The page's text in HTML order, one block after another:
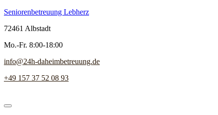
Seniorenbetreuung Lebherz
72461 Albstadt
Mo.-Fr. 8:00-18:00
info@24h-daheimbetreuung.de
+49 157 37 52 08 93